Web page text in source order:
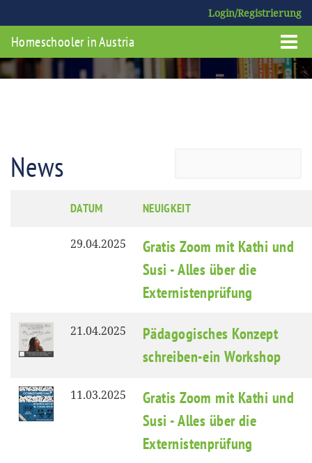
Login/Registrierung
Homeschooler in Austria
News
DATUM NEUIGKEIT
29.04.2025
Gratis Zoom mit Kathi und
Susi - Alles über die
Externistenprüfung
21.04.2025
Pädagogisches Konzept
schreiben-ein Workshop
11.03.2025
Gratis Zoom mit Kathi und
Susi - Alles über die
Externistenprüfung